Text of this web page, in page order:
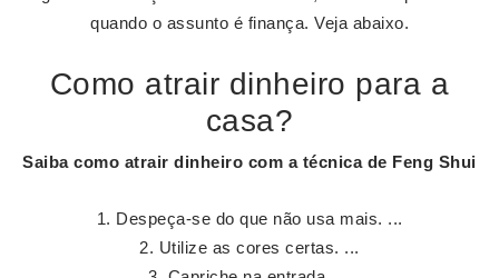
quando o assunto é finança. Veja abaixo.
Como atrair dinheiro para a
casa?
Saibacomo atrair dinheiro com a técnica de Feng Shui
Despeça-se do que não usa mais. ...
Utilize as cores certas. ...